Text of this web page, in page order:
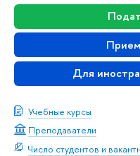
Для
Учебные курсы
Преподаватели
Число студентов и